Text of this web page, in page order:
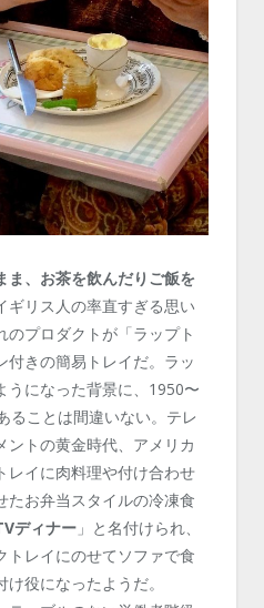
ま、お茶を飲んだりご飯を
ギリス人の率直すぎる思い
のプロダクトが「ラップト
付きの簡易トレイだ。ラッ
うになった背景に、1950〜
ることは間違いない。テレ
ントの黄金時代、アメリカ
レイに肉料理や付け合わせ
たお弁当スタイルの冷凍食
ディナー 」と名付けられ、
トレイにのせてソファで食
役になったようだ。